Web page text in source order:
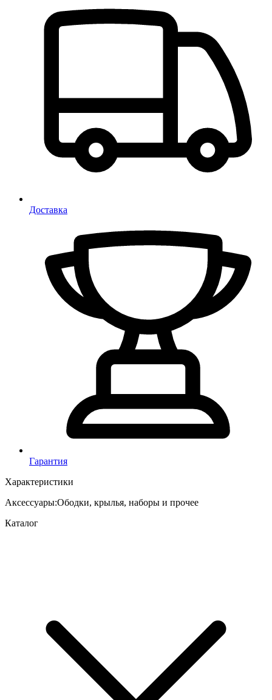
Доставка
Гарантия
Характеристики
Аксессуары:Ободки, крылья, наборы и прочее
Каталог